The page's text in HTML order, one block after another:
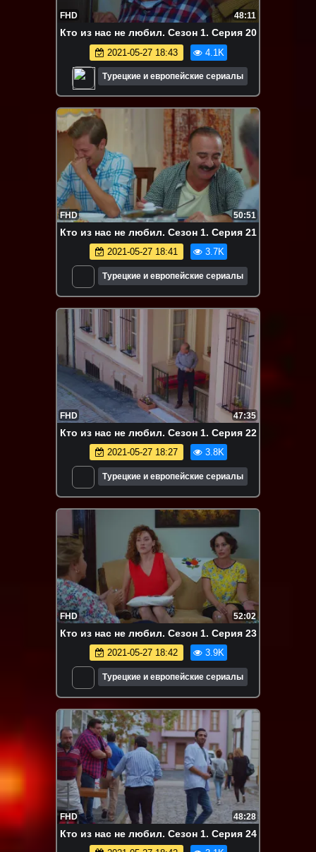
FHD 48:11
Кто из нас не любил. Сезон 1. Серия 20
2021-05-27 18:43 4.1K
Турецкие и европейские сериалы
FHD 50:51
Кто из нас не любил. Сезон 1. Серия 21
2021-05-27 18:41 3.7K
Турецкие и европейские сериалы
FHD 47:35
Кто из нас не любил. Сезон 1. Серия 22
2021-05-27 18:27 3.8K
Турецкие и европейские сериалы
FHD 52:02
Кто из нас не любил. Сезон 1. Серия 23
2021-05-27 18:42 3.9K
Турецкие и европейские сериалы
FHD 48:28
Кто из нас не любил. Сезон 1. Серия 24